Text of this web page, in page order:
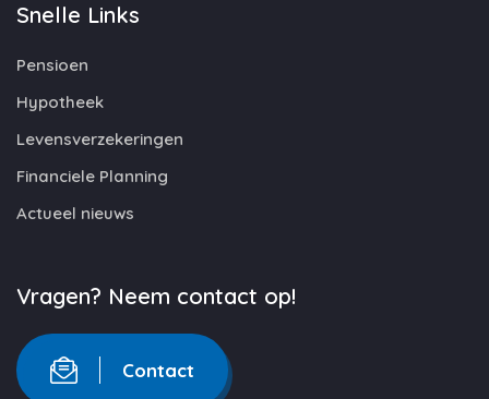
Snelle Links
Pensioen
Hypotheek
Levensverzekeringen
Financiele Planning
Actueel nieuws
Vragen? Neem contact op!
Contact